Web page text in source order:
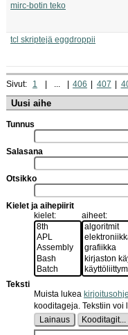
mirc-botin teko
tcl skriptejä eggdroppii
Sivut: 1 ... 406 407
Uusi aihe
Tunnus
Salasana
Otsikko
Kielet ja aihepiirit
kielet:
aiheet:
Teksti
Muista lukea
kooditageja. Tekstiin voi
Lainaus